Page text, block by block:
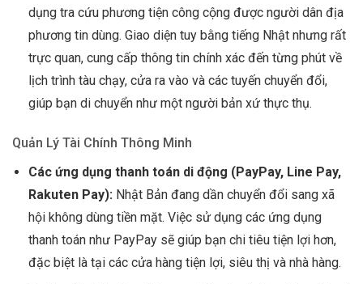
dụng tra cứu phương tiện công cộng được người dân địa
phương tin dùng. Giao diện tuy bằng tiếng Nhật nhưng rất
trực quan, cung cấp thông tin chính xác đến từng phút về
lịch trình tàu chạy, cửa ra vào và các tuyến chuyển đổi,
giúp bạn di chuyển như một người bản xứ thực thụ.
Quản Lý Tài Chính Thông Minh
Các ứng dụng thanh toán di động (PayPay, Line Pay,
Rakuten Pay): Nhật Bản đang dần chuyển đổi sang xã
hội không dùng tiền mặt. Việc sử dụng các ứng dụng
thanh toán như PayPay sẽ giúp bạn chi tiêu tiện lợi hơn,
đặc biệt là tại các cửa hàng tiện lợi, siêu thị và nhà hàng.